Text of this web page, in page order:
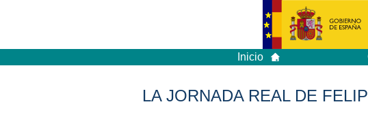
Inicio
LA JORNADA REAL DE